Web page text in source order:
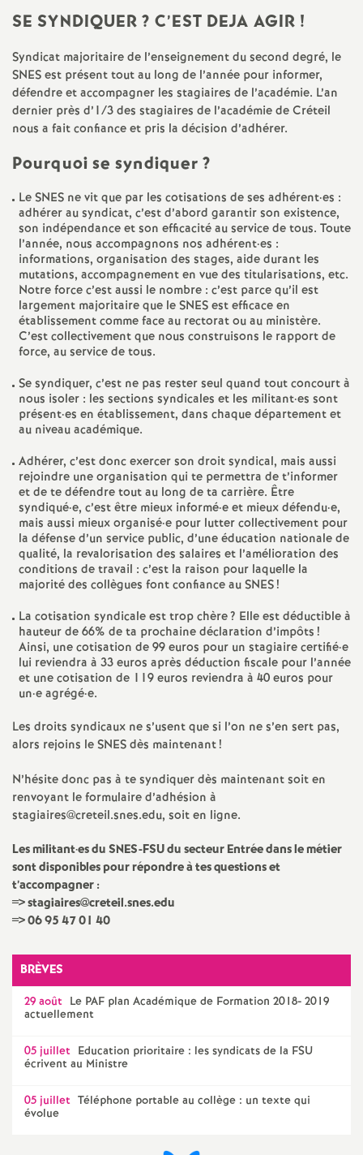
e
m
e
n
s
d
e
S
e
c
o
n
d
d
e
g
r
r
l
a
n
s
T
SE SYNDIQUER ? C’EST DEJA AGIR !
Syndicat majoritaire de l’enseignement du second degré, le
SNESest présent tout au long de l’année pour informer,
défendre et accompagner les stagiaires de l’académie. L’an
dernier près d’1/3 des stagiaires de l’académie de Créteil
nous a fait confiance et pris la décision d’adhérer.
Pourquoi se syndiquer ?
LeSNES ne vit que par les cotisations de ses adhérent·es :
adhérer au syndicat, c’est d’abord garantir son existence,
son indépendance et son efficacité au service de tous. Toute
l’année, nous accompagnons nos adhérent·es :
informations, organisation des stages, aide durant les
mutations, accompagnement en vue des titularisations, etc.
Notre force c’est aussi le nombre : c’est parce qu’il est
largement majoritaire que leSNESest efficace en
établissement comme face au rectorat ou au ministère.
C’est collectivement que nous construisons le rapport de
force, au service de tous.
Se syndiquer, c’est ne pas rester seul quand tout concourt à
nous isoler : les sections syndicales et les militant·es sont
présent·es en établissement, dans chaque département et
au niveau académique.
Adhérer, c’est donc exercer son droit syndical, mais aussi
rejoindre une organisation qui te permettra de t’informer
et de te défendre tout au long de ta carrière. Être
syndiqué·e, c’est être mieux informé·e et mieux défendu·e,
mais aussi mieux organisé·e pour lutter collectivement pour
la défense d’un service public, d’une éducation nationale de
qualité, la revalorisation des salaires et l’amélioration des
conditions de travail : c’est la raison pour laquelle la
majorité des collègues font confiance auSNES!
La cotisation syndicale est trop chère? Elle est déductible à
hauteur de 66% de ta prochaine déclaration d’impôts !
Ainsi, une cotisation de 99 euros pour un stagiaire certifié·e
lui reviendra à 33 euros après déduction fiscale pour l’année
et une cotisation de 119 euros reviendra à 40 euros pour
un·e agrégé·e.
Les droits syndicaux ne s’usent que si l’on ne s’en sert pas,
alors rejoins leSNESdès maintenant!
N’hésite donc pas à te syndiquer dès maintenant soit en
renvoyant le formulaire d’adhésion à
stagiaires@creteil.snes.edu, soit en ligne.
Les militant·es duSNES-FSUdu secteur Entrée dans le métier
sont disponibles pour répondre à tes questions et
t’accompagner :
=> stagiaires@creteil.snes.edu
=> 06 95 47 01 40
BRÈVES
29 août Le PAF plan Académique de Formation 2018- 2019
actuellement
05 juillet Education prioritaire : les syndicats de la FSU
écrivent au Ministre
05 juillet Téléphone portable au collège : un texte qui
évolue